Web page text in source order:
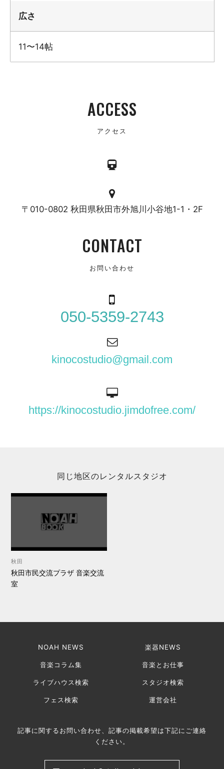
広さ
11〜14帖
ACCESS
アクセス
〒010-0802 秋田県秋田市外旭川小谷地1-1・2F
CONTACT
お問い合わせ
050-5359-2743
kinocostudio@gmail.com
https://kinocostudio.jimdofree.com/
同じ地区のレンタルスタジオ
秋田
秋田市民交流プラザ 音楽交流
室
NOAH NEWS 楽器NEWS
音楽コラム集 音楽とお仕事
ライブハウス検索 スタジオ検索
フェス検索 運営会社
記事に関するお問い合わせ、記事の掲載希望は下記にご連絡
ください。